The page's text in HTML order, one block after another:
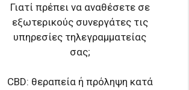
Γιατί πρέπει να αναθέσετε σε
εξωτερικούς συνεργάτες τις
υπηρεσίες τηλεγραμματείας
σας;
CBD: θεραπεία ή πρόληψη κατά